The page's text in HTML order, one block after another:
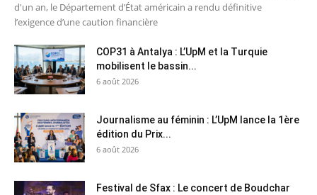
d'un an, le Département d’État américain a rendu définitive
l’exigence d’une caution financière
COP31 à Antalya : L’UpM et la Turquie
mobilisent le bassin...
6 août 2026
Journalisme au féminin : L’UpM lance la 1ère
édition du Prix...
6 août 2026
Festival de Sfax : Le concert de Boudchar